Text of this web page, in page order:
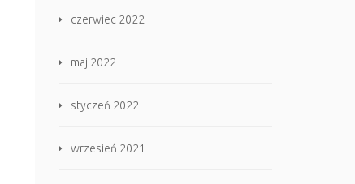
czerwiec 2022
maj 2022
styczeń 2022
wrzesień 2021